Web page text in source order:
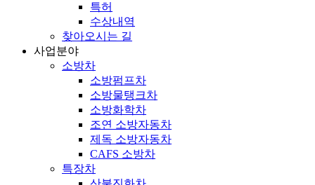
특허
수상내역
찾아오시는 길
사업분야
소방차
소방펌프차
소방물탱크차
소방화학차
조연 소방자동차
제독 소방자동차
CAFS 소방차
특장차